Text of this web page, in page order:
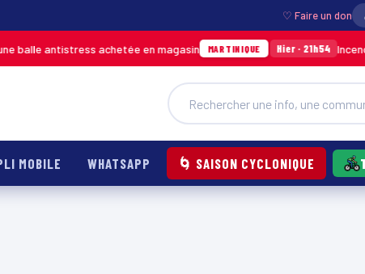
♡ Faire un don
achetée en magasin MARTINIQUE Hier · 21h54 Incendie à
MOBILE WHATSAPP 🌀 SAISON CYCLONIQUE